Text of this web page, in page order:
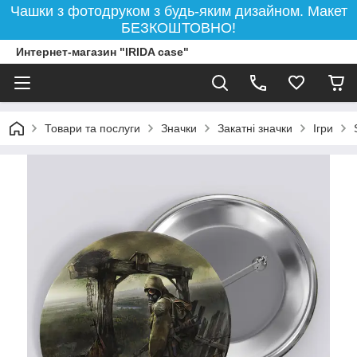
Чашки з фотодруком з будь-яким дизайном. Макет
БЕЗКОШТОВНО!
Интернет-магазин "IRIDA case"
Товари та послуги Значки Закатні значки Ігри